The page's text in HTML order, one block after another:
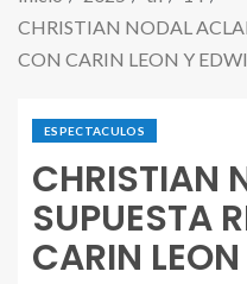
CHRISTIAN NODAL
CON CARIN LEON Y
ESPECTACULOS
CHRISTIAN
SUPUESTA
CARIN